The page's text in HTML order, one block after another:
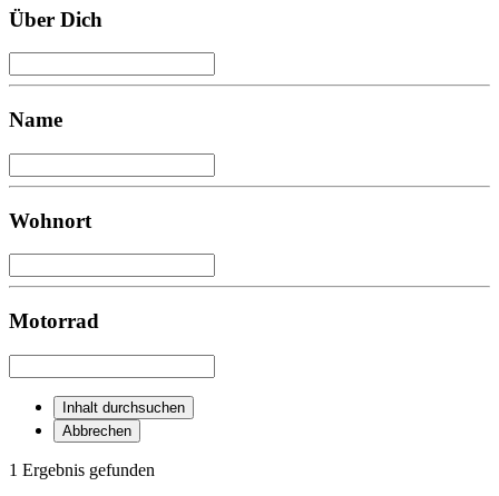
Über Dich
Name
Wohnort
Motorrad
Inhalt durchsuchen
Abbrechen
1 Ergebnis gefunden